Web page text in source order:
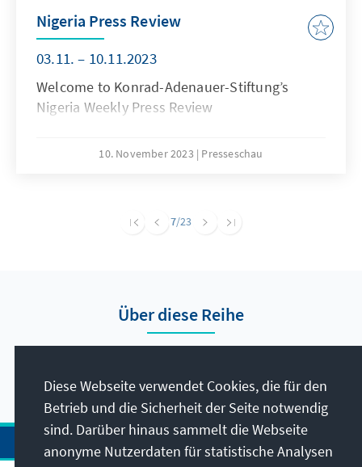
Nigeria Press Review
03.11. – 10.11.2023
Welcome to Konrad-Adenauer-Stiftung’s
Nigeria Weekly Press Review
10. November 2023 Presseschau
7/23
Über diese Reihe
Nigeria.
Diese Webseite verwendet Cookies, die für den
Betrieb und die Sicherheit der Seite notwendig
sind. Darüber hinaus sammelt die Webseite
anonyme Nutzerdaten für statistische Analysen